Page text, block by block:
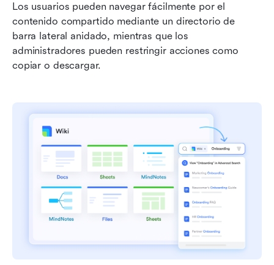
Los usuarios pueden navegar fácilmente por el
contenido compartido mediante un directorio de
barra lateral anidado, mientras que los
administradores pueden restringir acciones como
copiar o descargar.